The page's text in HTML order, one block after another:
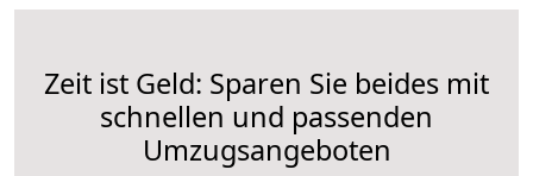
Zeit ist Geld: Sparen Sie beides mit
schnellen und passenden
Umzugsangeboten